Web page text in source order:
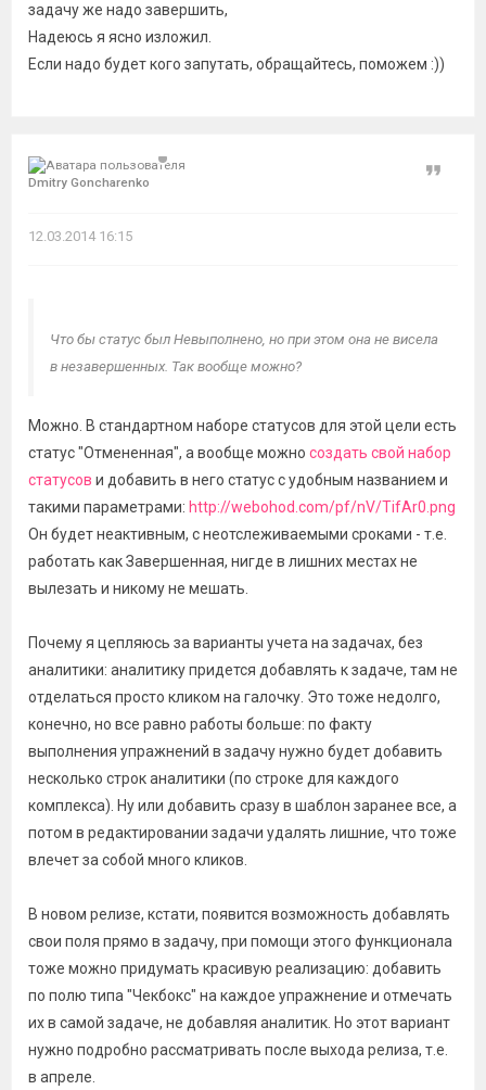
задачу же надо завершить,
Надеюсь я ясно изложил.
Если надо будет кого запутать, обращайтесь, поможем :))
Dmitry Goncharenko
Цитата
12.03.2014 16:15
Что бы статус был Невыполнено, но при этом она не висела
в незавершенных. Так вообще можно?
Можно. В стандартном наборе статусов для этой цели есть
статус "Отмененная", а вообще можно создать свой набор
статусов и добавить в него статус с удобным названием и
такими параметрами: http://webohod.com/pf/nV/TifAr0.png
Он будет неактивным, с неотслеживаемыми сроками - т.е.
работать как Завершенная, нигде в лишних местах не
вылезать и никому не мешать.
Почему я цепляюсь за варианты учета на задачах, без
аналитики: аналитику придется добавлять к задаче, там не
отделаться просто кликом на галочку. Это тоже недолго,
конечно, но все равно работы больше: по факту
выполнения упражнений в задачу нужно будет добавить
несколько строк аналитики (по строке для каждого
комплекса). Ну или добавить сразу в шаблон заранее все, а
потом в редактировании задачи удалять лишние, что тоже
влечет за собой много кликов.
В новом релизе, кстати, появится возможность добавлять
свои поля прямо в задачу, при помощи этого функционала
тоже можно придумать красивую реализацию: добавить
по полю типа "Чекбокс" на каждое упражнение и отмечать
их в самой задаче, не добавляя аналитик. Но этот вариант
нужно подробно рассматривать после выхода релиза, т.е.
в апреле.